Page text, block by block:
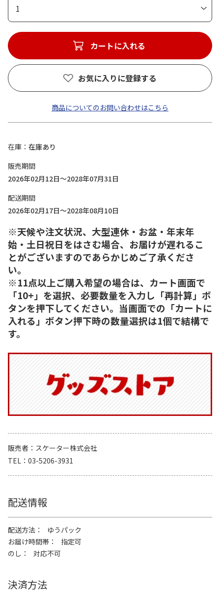
1
カートに入れる
お気に入りに登録する
商品についてのお問い合わせはこちら
在庫
在庫あり
販売期間
2026年02月12日～2028年07月31日
配送期間
2026年02月17日～2028年08月10日
※天候や注文状況、大型連休・お盆・年末年
始・土日祝日をはさむ場合、お届けが遅れるこ
とがございますのであらかじめご了承くださ
い。
※11点以上ご購入希望の場合は、カート画面で
「10+」を選択、必要数量を入力し「再計算」ボ
タンを押下してください。当画面での「カートに
入れる」ボタン押下時の数量選択は1個で結構で
す。
販売者
スケーター株式会社
TEL
03-5206-3931
配送情報
配送方法
ゆうパック
お届け時間帯
指定可
のし
対応不可
決済方法